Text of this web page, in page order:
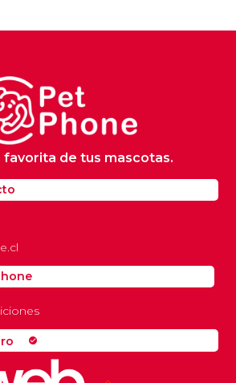
check_circle
favorita de tus mascotas.